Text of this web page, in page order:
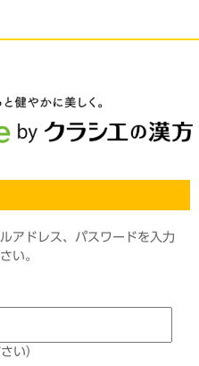
アドレス、パスワードを入力
い。
い）